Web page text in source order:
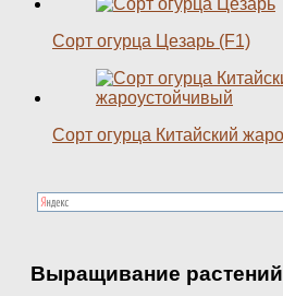
Сорт огурца Цезарь (F1)
Сорт огурца Китайский
Выращивание растений